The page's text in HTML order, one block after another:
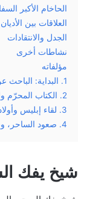
الحاخام الأكبر
العلاقات بين الأديان
الجدل والانتقادات
نشاطات أخرى
مؤلفاته
1. البداية: الباحث عن القوة
2. الكتاب المحرّم والعلامة السوداء
3. لقاء إبليس وأولاده
4. صعود الساحر، وسقوط الإنسان
شيخ يفك